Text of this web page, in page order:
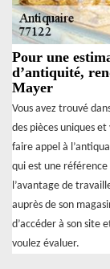
Pour une
d’antiquité,
Mayer
Vous avez trouvé
des pièces uniques et
faire appel à
qui est une référence
l’avantage de
auprès de son
d’accéder à son site
voulez évaluer.